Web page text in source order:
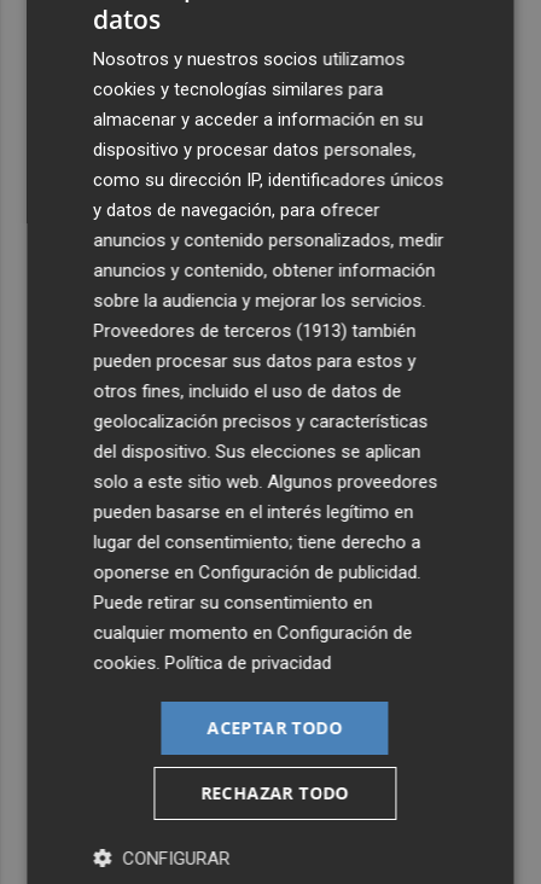
datos
Nosotros y nuestros socios utilizamos
cookies y tecnologías similares para
almacenar y acceder a información en su
dispositivo y procesar datos personales,
como su dirección IP, identificadores únicos
y datos de navegación, para ofrecer
anuncios y contenido personalizados, medir
anuncios y contenido, obtener información
sobre la audiencia y mejorar los servicios.
Proveedores de terceros (1913) también
pueden procesar sus datos para estos y
otros fines, incluido el uso de datos de
geolocalización precisos y características
del dispositivo. Sus elecciones se aplican
solo a este sitio web. Algunos proveedores
pueden basarse en el interés legítimo en
lugar del consentimiento; tiene derecho a
oponerse enConfiguración de publicidad
Puede retirar su consentimiento en
cualquier momento enConfiguración de
cookies .Política de privacidad
ACEPTAR TODO
RECHAZAR TODO
CONFIGURAR